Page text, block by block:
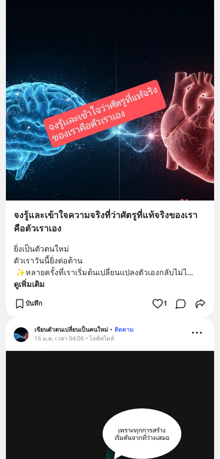
จงรู้และเข้าใจความจริงที่ว่าศัตรูที่แท้จริงของเรา
คือตัวเราเอง
ยิ่งเป็นตัวตนใหม่
ตัวเราวันนี้ยิ่งต่อต้าน
✨หลายครั้งที่เราเริ่มต้นเปลี่ยนแปลงตัวเองกลับไม่ไ...
ดูเพิ่มเติม
บันทึก 1
เขียนตัวตนเปลี่ยนเป็นคนใหม่ • ติดตาม
16 ม.ค. เวลา 04:06 • ไลฟ์สไตล์